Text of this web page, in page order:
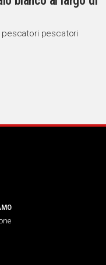
pescatori pescatori